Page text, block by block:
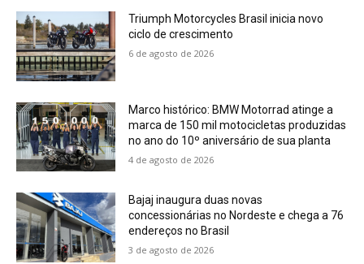
Triumph Motorcycles Brasil inicia novo
ciclo de crescimento
6 de agosto de 2026
Marco histórico: BMW Motorrad atinge a
marca de 150 mil motocicletas produzidas
no ano do 10º aniversário de sua planta
4 de agosto de 2026
Bajaj inaugura duas novas
concessionárias no Nordeste e chega a 76
endereços no Brasil
3 de agosto de 2026